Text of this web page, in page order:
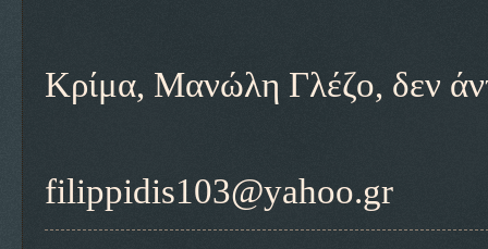
Κρίμα, Μανώλη Γλέζο, δεν
filippidis103@yahoo.gr